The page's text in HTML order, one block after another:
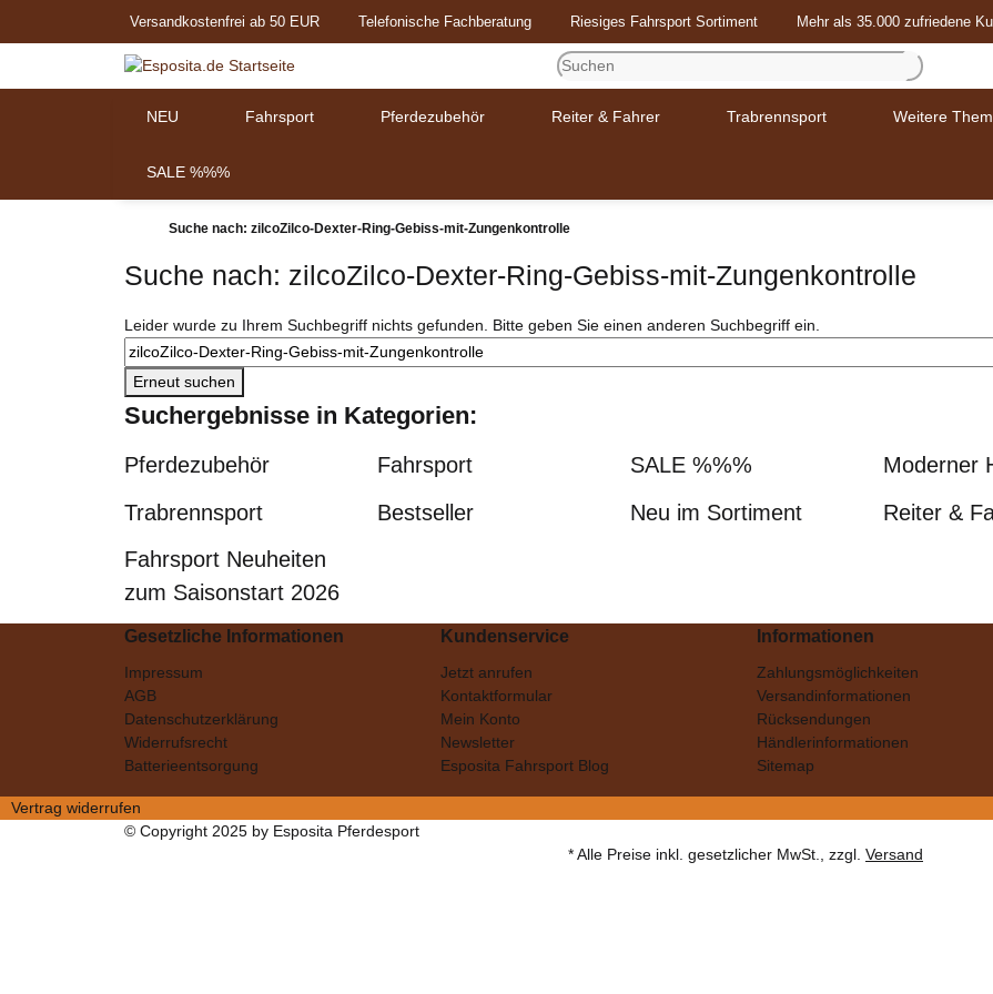
Versandkostenfrei ab 50 EUR Telefonische Fachberatung Riesiges Fahrsport Sortiment Mehr als 35.000 zufriedene
NEU Fahrsport Pferdezubehör Reiter & Fahrer Trabrennsport Weitere
SALE %%%
Suche nach: zilcoZilco-Dexter-Ring-Gebiss-mit-Zungenkontrolle
Suche nach: zilcoZilco-Dexter-Ring-Gebiss-mit-Zungenkontrolle
xLeider wurde zu Ihrem Suchbegriff nichts gefunden. Bitte geben Sie einen anderen Suchbegriff ein.
Erneut suchen
Suchergebnisse in Kategorien:
Pferdezubehör Fahrsport SALE %%% Moderner
Trabrennsport
Bestseller Neu im Sortiment Reiter &
Fahrsport Neuheiten
zum Saisonstart 2026
Gesetzliche Informationen
Impressum
AGB
Datenschutzerklärung
Widerrufsrecht
Batterieentsorgung
Kundenservice
Jetzt anrufen
Kontaktformular
Mein Konto
Newsletter
Esposita Fahrsport Blog
Informationen
Zahlungsmöglichkeiten
Versandinformationen
Rücksendungen
Händlerinformationen
Sitemap
Vertrag widerrufen
© Copyright 2025 by Esposita Pferdesport
* Alle Preise inkl. gesetzlicher MwSt., zzgl. Versand